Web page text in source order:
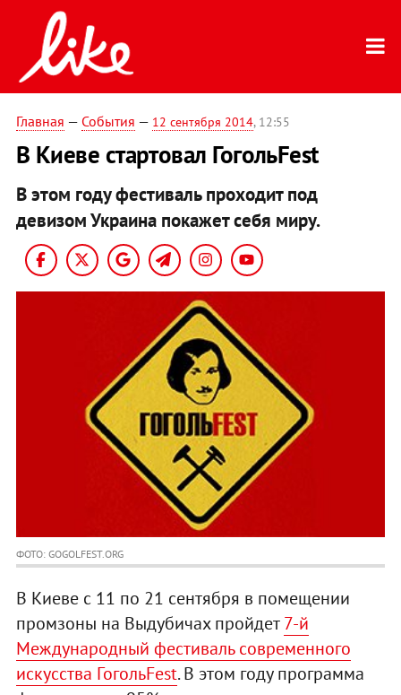
Главная — События — 12 сентября 2014, 12:55
В Киеве стартовал ГогольFest
В этом году фестиваль проходит под
девизом Украина покажет себя миру.
ФОТО: GOGOLFEST.ORG
В Киеве с 11 по 21 сентября в помещении
промзоны на Выдубичах пройдет7-й
Международный фестиваль современного
искусства ГогольFest. В этом году программа